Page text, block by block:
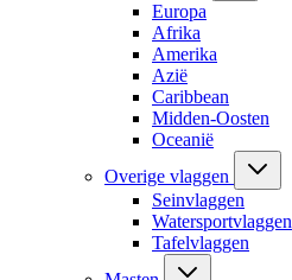
Europa
Afrika
Amerika
Azië
Caribbean
Midden-Oosten
Oceanië
Overige vlaggen
Seinvlaggen
Watersportvlaggen
Tafelvlaggen